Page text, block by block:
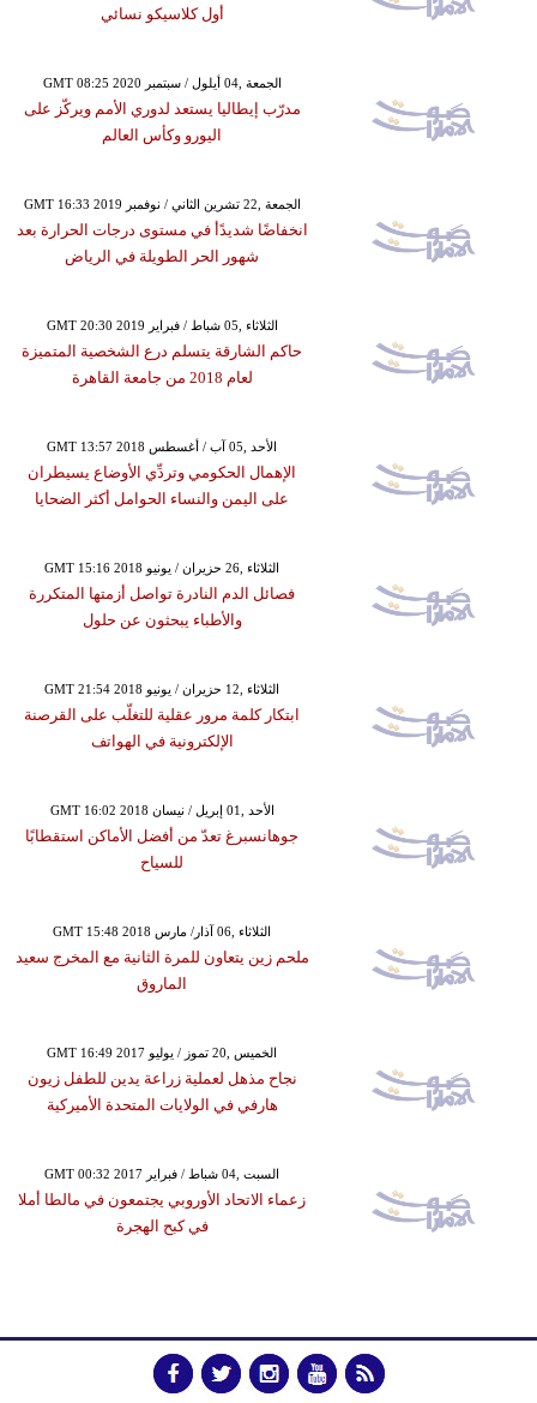
أول كلاسيكو نسائي
GMT 08:25 2020 الجمعة ,04 أيلول / سبتمبر
مدرّب إيطاليا يستعد لدوري الأمم ويركّز على
اليورو وكأس العالم
GMT 16:33 2019 الجمعة ,22 تشرين الثاني / نوفمبر
انخفاضًا شديدًأ في مستوى درجات الحرارة بعد
شهور الحر الطويلة في الرياض
GMT 20:30 2019 الثلاثاء ,05 شباط / فبراير
حاكم الشارقة يتسلم درع الشخصية المتميزة
لعام 2018 من جامعة القاهرة
GMT 13:57 2018 الأحد ,05 آب / أغسطس
الإهمال الحكومي وتردِّي الأوضاع يسيطران
على اليمن والنساء الحوامل أكثر الضحايا
GMT 15:16 2018 الثلاثاء ,26 حزيران / يونيو
فصائل الدم النادرة تواصل أزمتها المتكررة
والأطباء يبحثون عن حلول
GMT 21:54 2018 الثلاثاء ,12 حزيران / يونيو
ابتكار كلمة مرور عقلية للتغلّب على القرصنة
الإلكترونية في الهواتف
GMT 16:02 2018 الأحد ,01 إبريل / نيسان
جوهانسبرغ تعدّ من أفضل الأماكن استقطابًا
للسياح
GMT 15:48 2018 الثلاثاء ,06 آذار/ مارس
ملحم زين يتعاون للمرة الثانية مع المخرج سعيد
الماروق
GMT 16:49 2017 الخميس ,20 تموز / يوليو
نجاح مذهل لعملية زراعة يدين للطفل زيون
هارفي في الولايات المتحدة الأميركية
GMT 00:32 2017 السبت ,04 شباط / فبراير
زعماء الاتحاد الأوروبي يجتمعون في مالطا أملا
في كبح الهجرة